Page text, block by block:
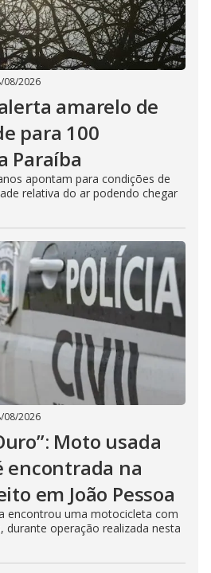
08/2026
amarelo de
para 100
Paraíba
apontam para condições de
relativa do ar podendo chegar
08/2026
Moto usada
encontrada na
em João Pessoa
encontrou uma motocicleta com
durante operação realizada nesta